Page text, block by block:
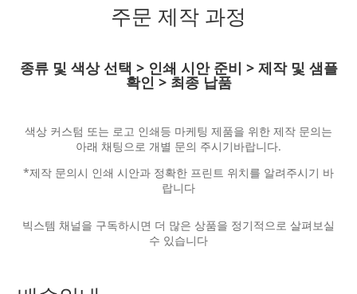
주문 제작 과정
종류 및 색상 선택 > 인쇄 시안 준비 > 제작 및 샘플
확인 > 최종 납품
색상 커스텀 또는 로고 인쇄등 마케팅 제품을 위한 제작 문의는
아래 채팅으로 개별 문의 주시기바랍니다.
*제작 문의시 인쇄 시안과 정확한 프린트 위치를 알려주시기 바
랍니다
빅스템 채널을 구독하시면 더 많은 상품을 정기적으로 살펴보실
수 있습니다